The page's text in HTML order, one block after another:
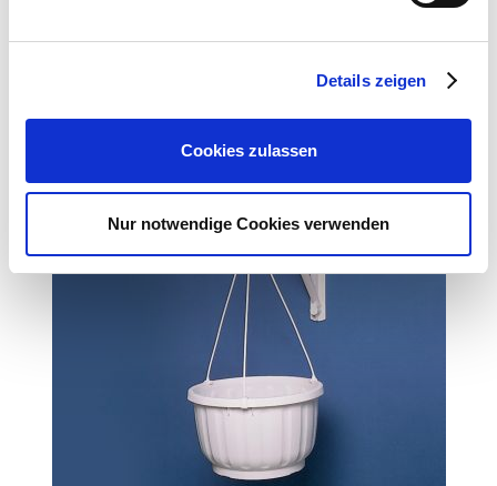
Details zeigen
Cookies zulassen
Nur notwendige Cookies verwenden